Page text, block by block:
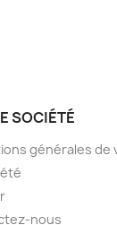
SOCIÉTÉ
générales de
nous